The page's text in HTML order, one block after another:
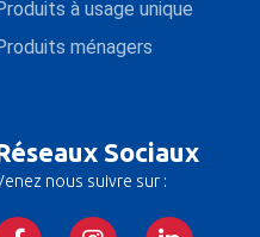
à usage unique
ménagers
Sociaux
nous suivre sur :